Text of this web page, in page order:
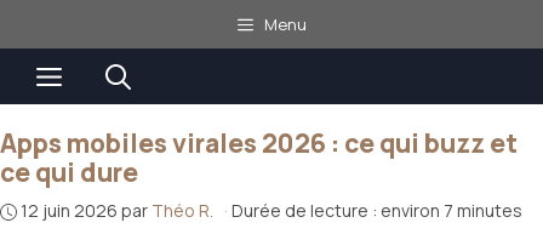
au
contenu
Menu
Menu
Apps mobiles virales 2026 : ce qui buzz et
ce qui dure
12 juin 2026 par Théo R. · Durée de lecture : environ 7 minutes